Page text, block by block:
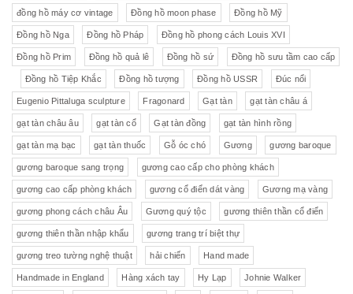
đồng hồ máy cơ vintage Đồng hồ moon phase Đồng hồ Mỹ
Đồng hồ Nga Đồng hồ Pháp Đồng hồ phong cách Louis XVI
Đồng hồ Prim Đồng hồ quả lê Đồng hồ sứ Đồng hồ sưu tầm cao cấp
Đồng hồ Tiệp Khắc Đồng hồ tượng Đồng hồ USSR Đúc nổi
Eugenio Pittaluga sculpture Fragonard Gạt tàn gạt tàn châu á
gạt tàn châu âu gạt tàn cổ Gạt tàn đồng gạt tàn hình rồng
gạt tàn mạ bạc gạt tàn thuốc Gỗ óc chó Gương gương baroque
gương baroque sang trọng gương cao cấp cho phòng khách
gương cao cấp phòng khách gương cổ điển dát vàng Gương mạ vàng
gương phong cách châu Âu Gương quý tộc gương thiên thần cổ điển
gương thiên thần nhập khẩu gương trang trí biệt thự
gương treo tường nghệ thuật hải chiến Hand made
Handmade in England Hàng xách tay Hy Lạp Johnie Walker